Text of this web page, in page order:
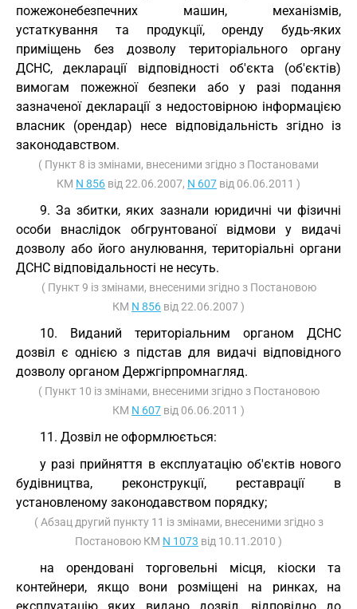
пожежонебезпечних машин, механізмів,
устаткування та продукції, оренду будь-яких
приміщень без дозволу територіального органу
ДСНС, декларації відповідності об'єкта (об'єктів)
вимогам пожежної безпеки або у разі подання
зазначеної декларації з недостовірною інформацією
власник (орендар) несе відповідальність згідно із
законодавством.
( Пункт 8 із змінами, внесеними згідно з Постановами
КМ N 856 від 22.06.2007, N 607 від 06.06.2011 )
9. За збитки, яких зазнали юридичні чи фізичні
особи внаслідок обгрунтованої відмови у видачі
дозволу або його анулювання, територіальні органи
ДСНС відповідальності не несуть.
( Пункт 9 із змінами, внесеними згідно з Постановою
КМ N 856 від 22.06.2007 )
10. Виданий територіальним органом ДСНС
дозвіл є однією з підстав для видачі відповідного
дозволу органом Держгірпромнагляд.
( Пункт 10 із змінами, внесеними згідно з Постановою
КМ N 607 від 06.06.2011 )
11. Дозвіл не оформлюється:
у разі прийняття в експлуатацію об'єктів нового
будівництва, реконструкції, реставрації в
установленому законодавством порядку;
( Абзац другий пункту 11 із змінами, внесеними згідно з
Постановою КМ N 1073 від 10.11.2010 )
на орендовані торговельні місця, кіоски та
контейнери, якщо вони розміщені на ринках, на